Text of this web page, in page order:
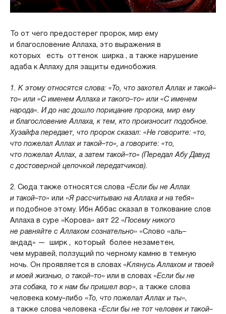
То от чего предостерег пророк, мир ему
и благословение Аллаха, это выражения в
которых есть оттенок ширка , а также нарушение
адаба к Аллаху для защиты единобожия.
1. К этому относятся слова: «То, что захотел Аллах и такой–
то» или «С именем Аллаха и такого–то» или «С именем
народа». И до нас дошло порицание пророка, мир ему
и благословение Аллаха, к тем, кто произносит подобное.
Хузайфа передает, что пророк сказал: «Не говорите: «то,
что пожелал Аллах и такой–то», а говорите: «то,
что пожелал Аллах, а затем такой–то» (Передал Абу Давуд
с достоверной цепочкой передатчиков).
2. Сюда также относятся слова «Если бы не Аллах
и такой–то» или «Я рассчитываю на Аллаха и на тебя»
и подобное этому. Ибн Аббас сказал в толкование слов
Аллаха в суре «Корова» аят 22 «Посему никого
не равняйте с Аллахом сознательно» «Слово «аль–
андад» — ширк , который более незаметен,
чем муравей, ползущий по черному камню в темную
ночь. Он проявляется в словах «Клянусь Аллахом и твоей
и моей жизнью, о такой–то» или в словах «Если бы не
эта собака, то к нам бы пришел вор», а также слова
человека кому–либо «То, что пожелал Аллах и ты»,
а также слова человека «Если бы не тот человек и такой–